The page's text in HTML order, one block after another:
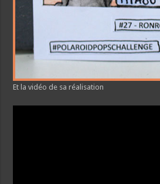
Et la vidéo de sa réalisation